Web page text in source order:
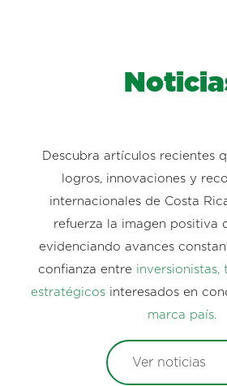
Descubra artículos recientes
logros, innovaciones y
internacionales de Costa
refuerza la imagen positiva
evidenciando avances
confianza entre inversionistas,
estratégicos interesados en
marca país.
Ver noticias